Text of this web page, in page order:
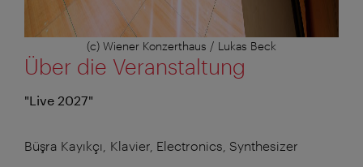
(c) Wiener Konzerthaus / Lukas Beck
Über die Veranstaltung
"Live 2027"
Büşra Kayıkçı, Klavier, Electronics, Synthesizer